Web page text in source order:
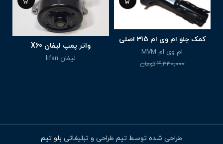
کمک جلو ام وی ام 315 اصلی
ام وی ام MVM
4,330,000 تومان
واتر پمپ لیفان X60
لیفان lifan
طراحی شده توسط تیم طراحی و تبلیغاتی بلو تیم